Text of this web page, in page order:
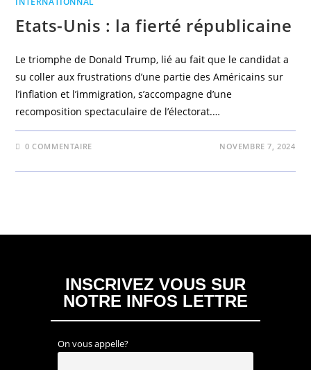
Etats-Unis : la fierté républicaine
Le triomphe de Donald Trump, lié au fait que le candidat a
su coller aux frustrations d’une partie des Américains sur
l’inflation et l’immigration, s’accompagne d’une
recomposition spectaculaire de l’électorat.…
0 COMMENTAIRE NOVEMBRE 7, 2024
INSCRIVEZ VOUS SUR
NOTRE INFOS LETTRE
On vous appelle?